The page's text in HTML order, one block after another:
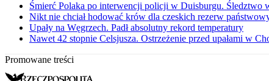
Śmierć Polaka po interwencji policji w Duisburgu. Śledztwo
Nikt nie chciał hodować krów dla czeskich rezerw
Upały na Węgrzech. Padł absolutny rekord temperatury
Nawet 42 stopnie Celsjusza. Ostrzeżenie przed upałami w
Promowane treści